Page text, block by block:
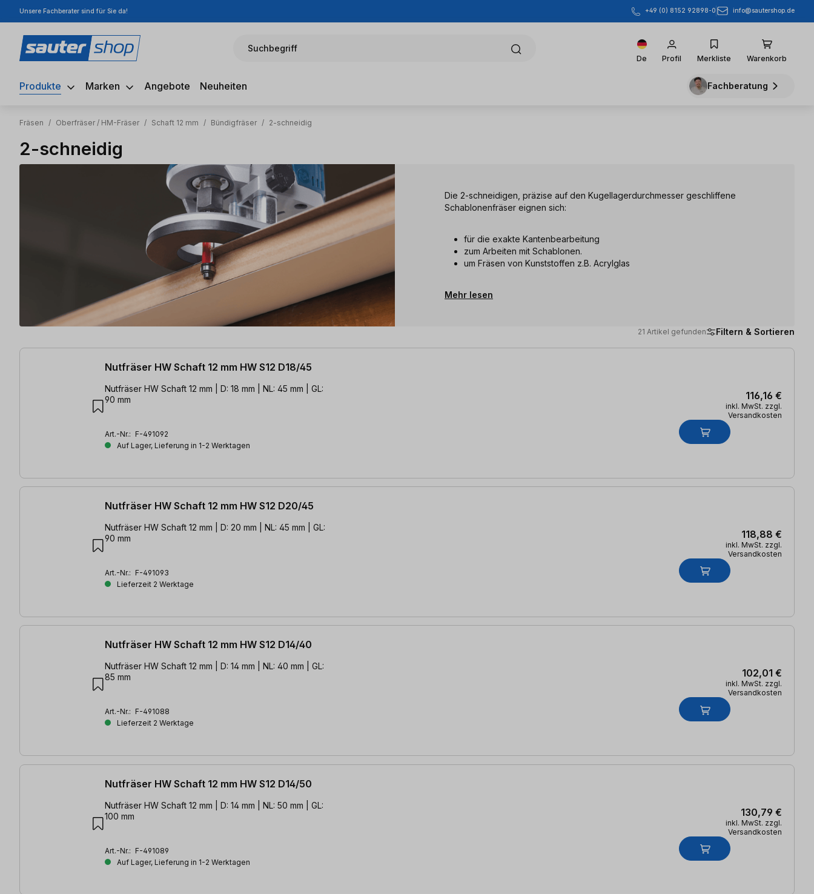
Hauptinhalt springen
Zur Suche springen
Zur Hauptnavigation springen
Unsere Fachberater sind für Sie da! +49 (0) 8152 92898-0 info@sautershop.de
Suchbegriff
De Profil Merkliste Warenkorb
Produkte Marken Angebote Neuheiten Fachberatung
Fräsen / Oberfräser / HM-Fräser / Schaft 12 mm / Bündigfräser / 2-schneidig
2-schneidig
Die 2-schneidigen, präzise auf den Kugellagerdurchmesser geschliffene
Schablonenfräser eignen sich:
für die exakte Kantenbearbeitung
zum Arbeiten mit Schablonen.
um Fräsen von Kunststoffen z.B. Acrylglas
Mehr lesen
21 Artikel gefunden Filtern & Sortieren
21 Artikel gefunden
Nutfräser HW Schaft 12 mm HW S12 D18/45
Nutfräser HW Schaft 12 mm | D: 18 mm | NL: 45 mm | GL:
90 mm
Art.-Nr.: F-491092
Auf Lager, Lieferung in 1-2 Werktagen
116,16 €
inkl. MwSt. zzgl.
Versandkosten
Nutfräser HW Schaft 12 mm HW S12 D20/45
Nutfräser HW Schaft 12 mm | D: 20 mm | NL: 45 mm | GL:
90 mm
Art.-Nr.: F-491093
Lieferzeit 2 Werktage
118,88 €
inkl. MwSt. zzgl.
Versandkosten
Nutfräser HW Schaft 12 mm HW S12 D14/40
Nutfräser HW Schaft 12 mm | D: 14 mm | NL: 40 mm | GL:
85 mm
Art.-Nr.: F-491088
Lieferzeit 2 Werktage
102,01 €
inkl. MwSt. zzgl.
Versandkosten
Nutfräser HW Schaft 12 mm HW S12 D14/50
Nutfräser HW Schaft 12 mm | D: 14 mm | NL: 50 mm | GL:
100 mm
Art.-Nr.: F-491089
Auf Lager, Lieferung in 1-2 Werktagen
130,79 €
inkl. MwSt. zzgl.
Versandkosten